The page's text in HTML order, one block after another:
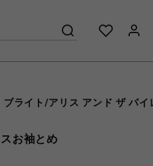
ライト/アリス アンド ザ パイ
お袖とめ